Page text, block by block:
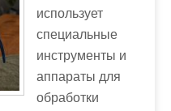
использует
специальные
инструменты и
аппараты для
обработки